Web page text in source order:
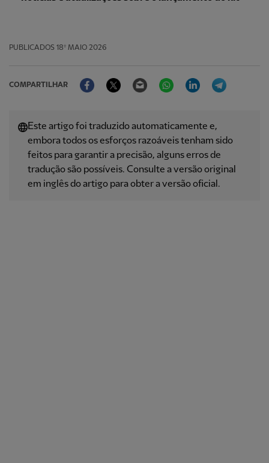
PUBLICADOS 18º MAIO 2026
COMPARTILHAR
FacebookTwitter Email WhatsAppLinkedIn
Este artigo foi traduzido automaticamente e,
embora todos os esforços razoáveis ​​tenham sido
feitos para garantir a precisão, alguns erros de
tradução são possíveis. Consulte a versão original
em inglês do artigo para obter a versão oficial.